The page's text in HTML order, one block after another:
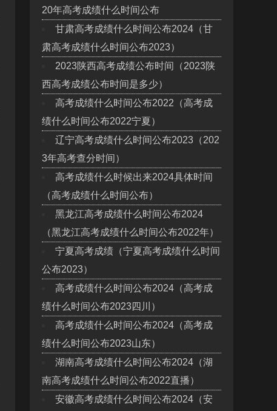
20年高考成绩什么时间公布
甘肃高考成绩什么时间公布2024（甘
肃高考成绩什么时间公布2023）
2023陕西高考成绩公布时间（2023陕
西高考成绩公布时间是多少）
高考成绩什么时间公布2022（高考成
绩什么时间公布2022宁夏）
辽宁高考成绩什么时间公布2023（202
3年高考查分时间）
高考成绩什么时候出来2024具体时间
（高考成绩什么时间公布）
黑龙江高考成绩什么时间公布2024
（黑龙江高考成绩什么时间公布2022年）
宁夏高考成绩（宁夏高考成绩什么时间
公布2023）
高考成绩什么时间公布2024（高考成
绩什么时间公布2023四川）
高考成绩什么时间公布2024（高考成
绩什么时间公布2023山东）
湖南高考成绩什么时间公布2024（湖
南高考成绩什么时间公布2022直播）
安徽高考成绩什么时间公布2024（安